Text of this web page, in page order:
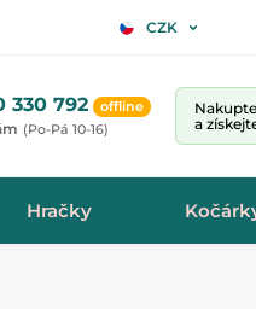
CZK
330 792 offline
(Po-Pá 10-16)
a
Hračky